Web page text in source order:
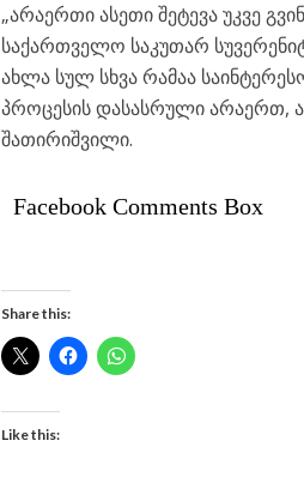
„არაერთი ასეთი შეტევა უკვე
საქართველო საკუთარ
ახლა სულ სხვა რამაა
პროცესის დასასრული არაერთ,
შათირიშვილი.
Facebook Comments Box
Share this:
Like this: